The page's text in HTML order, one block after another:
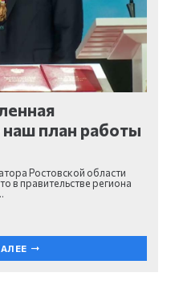
план работы
Ростовской области
в правительстве региона